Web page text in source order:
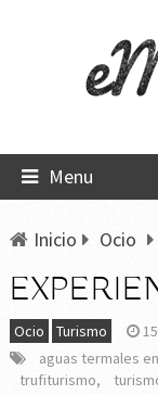
Menu
Inicio Ocio
Ocio Turismo
aguas termales
trufiturismo,